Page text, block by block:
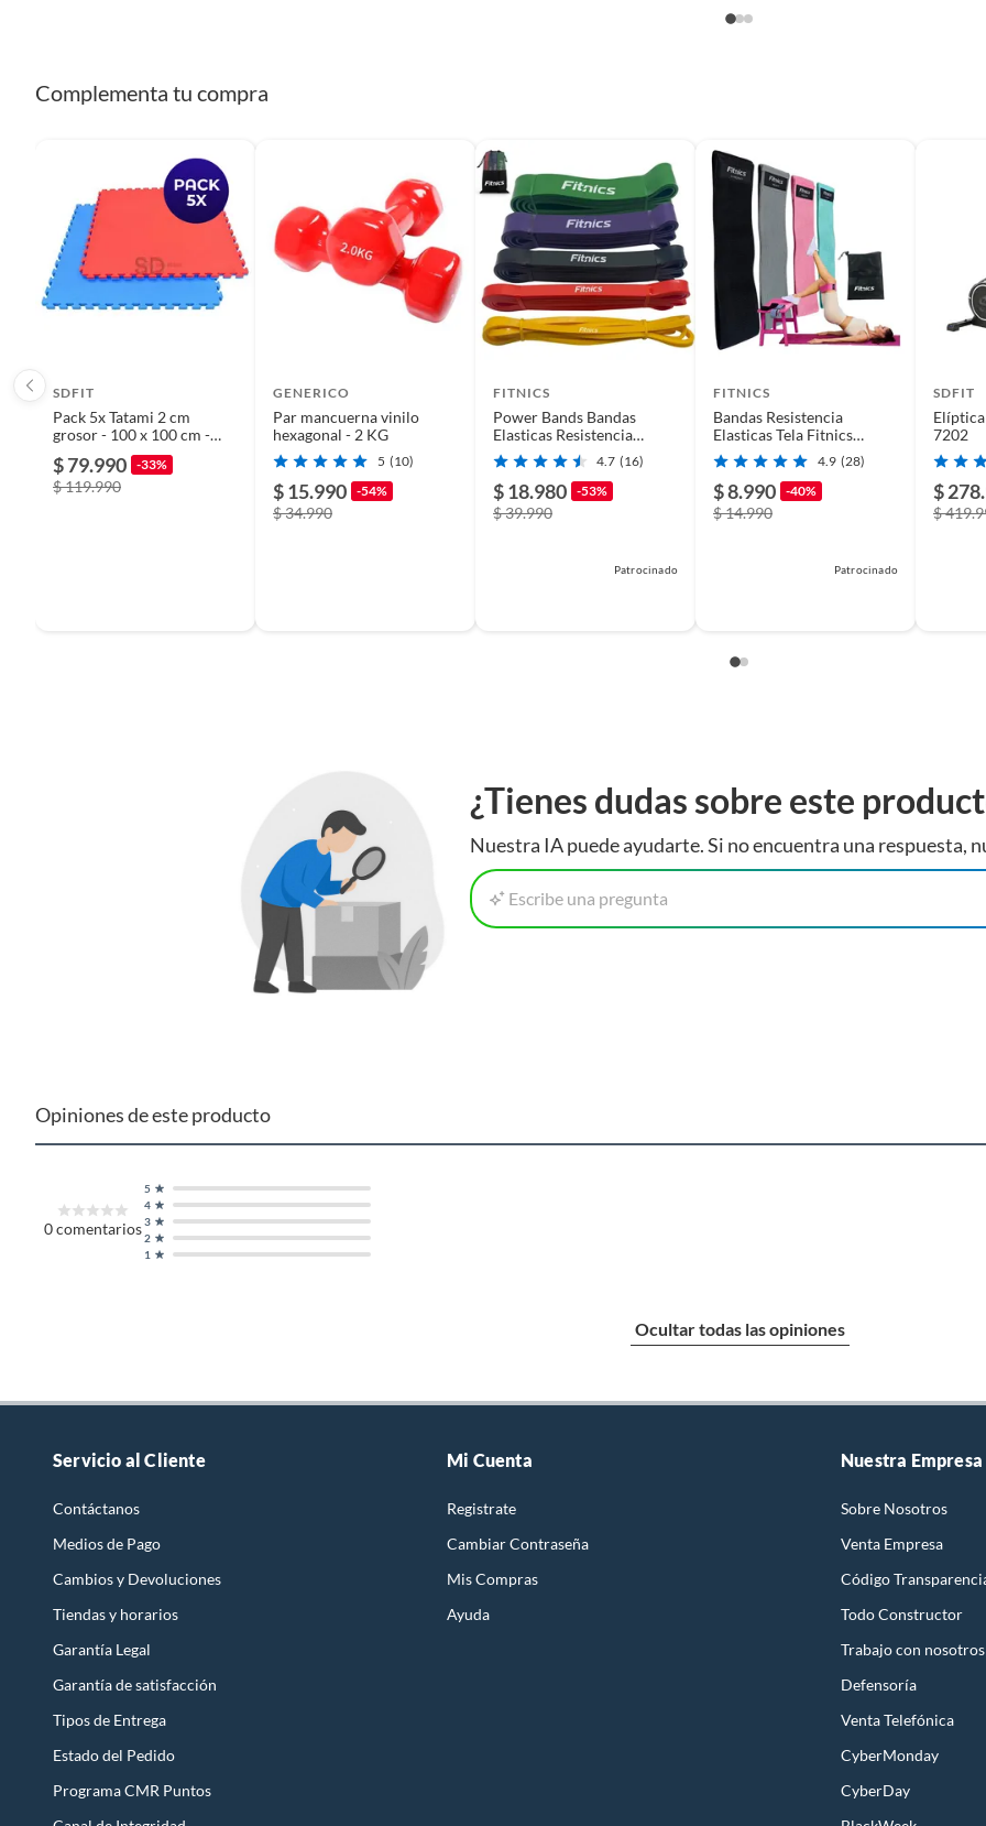
3 meses
Complementa tu compra
SDFIT
Pack 5x Tatami 2 cm
grosor - 100 x 100 cm -
$ 79.990 -33%
$ 119.990
GENERICO
Par mancuerna vinilo
hexagonal - 2 KG
5 (10)
$ 15.990 -54%
$ 34.990
FITNICS
Power Bands Bandas
Elasticas Resistencia
Fitnics Set 5 Latex4.7 (16)
$ 18.980 -53%
$ 39.990
Patrocinado
FITNICS
Bandas Resistencia
Elasticas Tela Fitnics
Ejercicio Set X 4 4.9 (28)
$ 8.990 -40%
$ 14.990
Patrocinado
SDFIT
7202
$
$
¿Tienes dudas sobre este
Nuestra IA puede ayudarte. Si no encuentra una respuesta,
Escribe una pregunta
Opiniones de este producto
0comentarios
1
2
3
4
5
Ocultar todas las opiniones
Servicio al Cliente
Contáctanos
Medios de Pago
Cambios y Devoluciones
Tiendas y horarios
Garantía Legal
Garantía de satisfacción
Tipos de Entrega
Estado del Pedido
Programa CMR Puntos
Mi Cuenta
Registrate
Cambiar Contraseña
Mis Compras
Ayuda
Nuestra Empresa
Sobre Nosotros
Venta Empresa
Código
Todo Constructor
Trabajo con nosotros
Defensoría
Venta Telefónica
CyberMonday
CyberDay